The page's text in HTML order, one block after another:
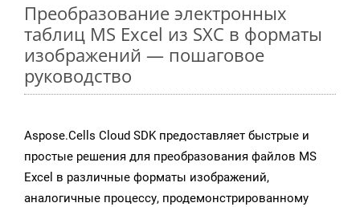
Преобразование электронных
таблиц MS Excel из SXC в форматы
изображений — пошаговое
руководство
Aspose.Cells Cloud SDK предоставляет быстрые и
простые решения для преобразования файлов MS
Excel в различные форматы изображений,
аналогичные процессу, продемонстрированному